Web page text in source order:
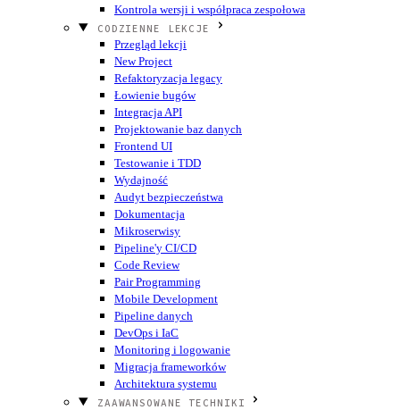
Kontrola wersji i współpraca zespołowa
CODZIENNE LEKCJE
Przegląd lekcji
New Project
Refaktoryzacja legacy
Łowienie bugów
Integracja API
Projektowanie baz danych
Frontend UI
Testowanie i TDD
Wydajność
Audyt bezpieczeństwa
Dokumentacja
Mikroserwisy
Pipeline'y CI/CD
Code Review
Pair Programming
Mobile Development
Pipeline danych
DevOps i IaC
Monitoring i logowanie
Migracja frameworków
Architektura systemu
ZAAWANSOWANE TECHNIKI